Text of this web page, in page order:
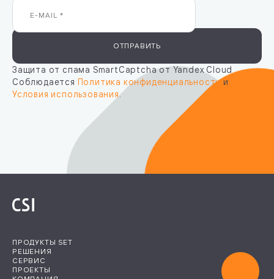
ОТПРАВИТЬ
Защита от спама SmartCaptcha от Yandex Cloud
Соблюдается Политика конфиденциальностии
Условия использования.
ПРОДУКТЫ SET
РЕШЕНИЯ
СЕРВИС
ПРОЕКТЫ